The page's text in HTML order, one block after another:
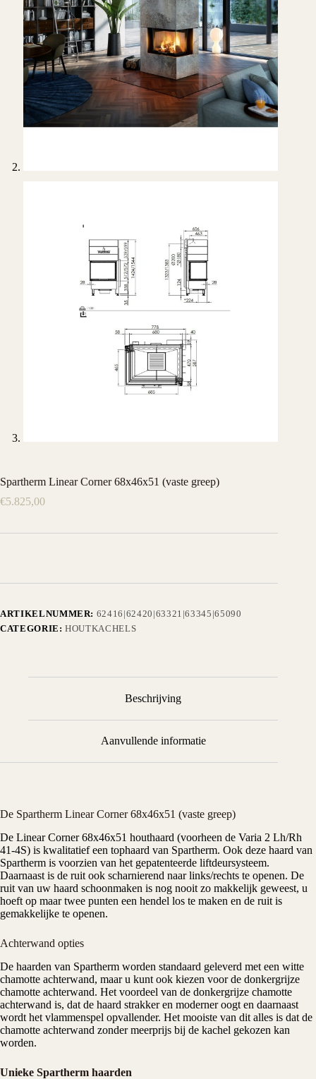
Spartherm Linear Corner 68x46x51 (vaste greep)
€5.825,00
ARTIKELNUMMER: 62416|62420|63321|63345|65090
CATEGORIE:HOUTKACHELS
Beschrijving
Aanvullende informatie
De Spartherm Linear Corner 68x46x51 (vaste greep)
De Linear Corner 68x46x51 houthaard (voorheen de Varia 2 Lh/Rh
41-4S) is kwalitatief een tophaard van Spartherm. Ook deze haard van
Spartherm is voorzien van het gepatenteerde liftdeursysteem.
Daarnaast is de ruit ook scharnierend naar links/rechts te openen. De
ruit van uw haard schoonmaken is nog nooit zo makkelijk geweest, u
hoeft op maar twee punten een hendel los te maken en de ruit is
gemakkelijke te openen.
Achterwand opties
De haarden van Spartherm worden standaard geleverd met een witte
chamotte achterwand, maar u kunt ook kiezen voor de donkergrijze
chamotte achterwand. Het voordeel van de donkergrijze chamotte
achterwand is, dat de haard strakker en moderner oogt en daarnaast
wordt het vlammenspel opvallender. Het mooiste van dit alles is dat de
chamotte achterwand zonder meerprijs bij de kachel gekozen kan
worden.
Unieke Spartherm haarden